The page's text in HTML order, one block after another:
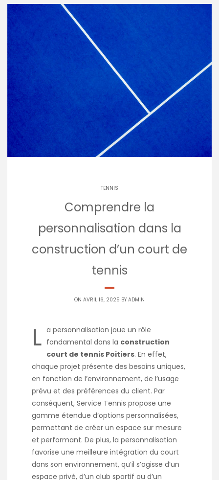
TENNIS
Comprendre la
personnalisation dans la
construction d’un court de
tennis
ON AVRIL 16, 2025 BY ADMIN
L a personnalisation joue un rôle
fondamental dans la construction
court de tennis Poitiers. En effet,
chaque projet présente des besoins uniques,
en fonction de l’environnement, de l’usage
prévu et des préférences du client. Par
conséquent, Service Tennis propose une
gamme étendue d’options personnalisées,
permettant de créer un espace sur mesure
et performant. De plus, la personnalisation
favorise une meilleure intégration du court
dans son environnement, qu’il s’agisse d’un
espace privé, d’un club sportif ou d’un